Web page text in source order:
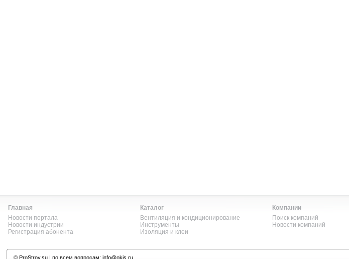
Главная
Новости портала
Новости индустрии
Регистрация абонента
Каталог
Вентиляция и кондиционирование
Инструменты
Изоляция и клеи
Компании
Поиск компаний
Новости компаний
©ProStroy.su | по всем вопросам:info@okis.ru